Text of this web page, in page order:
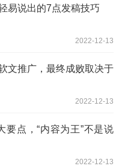
易说出的7点发稿技巧
2022-12-13
文推广，最终成败取决于
2022-12-13
要点，“内容为王”不是说
2022-12-13